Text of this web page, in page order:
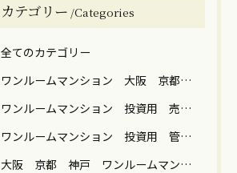
カテゴリー Categories
全てのカテゴリー
ワンルームマンション 大阪 京都 神戸 売却 築年数 高額
ワンルームマンション 投資用 売却 譲渡税
ワンルームマンション 投資用 管理 運用 売却 税金 関西 関東
大阪 京都 神戸 ワンルームマンション 売却